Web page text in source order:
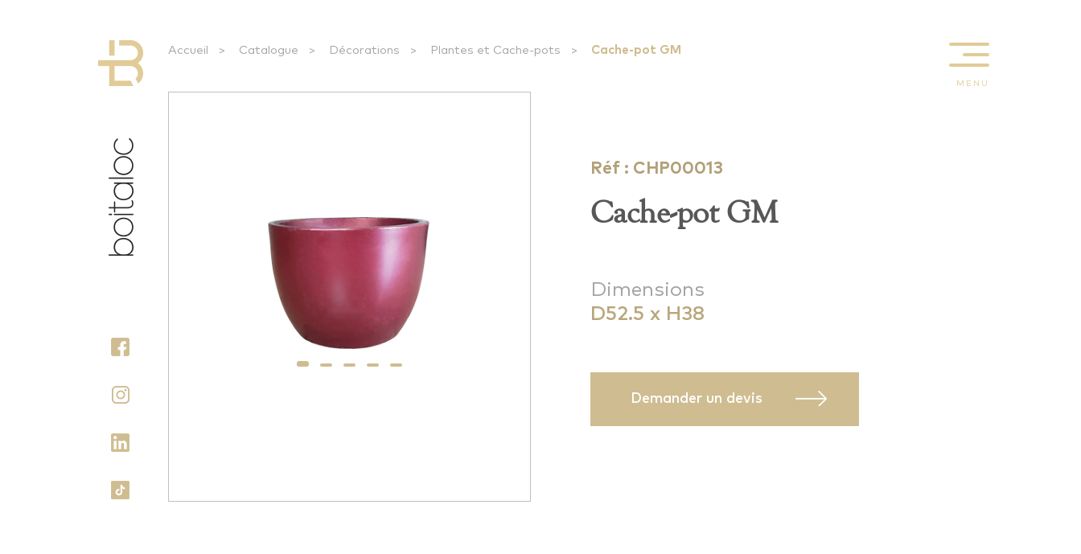
MENU
Accueil > Catalogue > Décorations > Plantes et Cache-pots > Cache-pot GM
Réf : CHP00013
Cache-pot GM
Dimensions
D52.5 x H38
Demander un devis